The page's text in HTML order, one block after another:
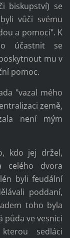
biskupství) se
vůči svému
a pomocí". K
účastnit se
mu v
pomoc.
"vazal mého
země,
není mým
kdo jej držel,
celého dvora
byli feudální
poddaní,
toho byla
půda ve vesnici
sedláci